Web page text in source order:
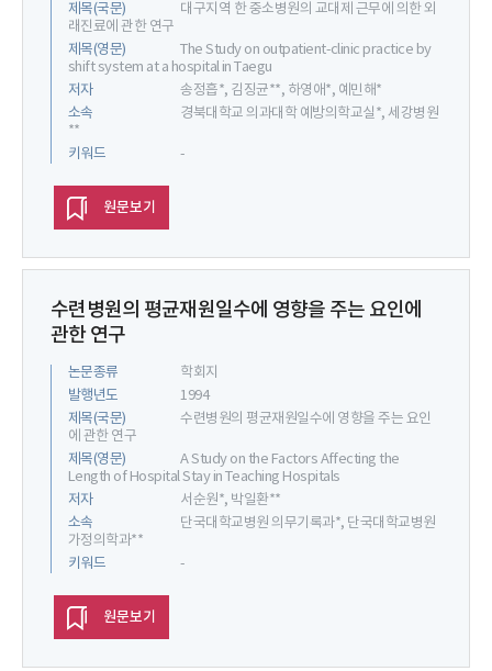
제목(국문)
대구지역 한 중소병원의 교대제 근무에 의한 외
래진료에 관한 연구
제목(영문)
The Study on outpatient-clinic practice by
shift system at a hospital in Taegu
저자
송정흡*, 김징균**, 하영애*, 예민해*
소속
경북대학교 의과대학 예방의학교실*, 세강병원
**
키워드
-
원문보기
수련병원의 평균재원일수에 영향을 주는 요인에
관한 연구
논문종류
학회지
발행년도
1994
제목(국문)
수련병원의 평균재원일수에 영향을 주는 요인
에 관한 연구
제목(영문)
A Study on the Factors Affecting the
Length of Hospital Stay in Teaching Hospitals
저자
서순원*, 박일환**
소속
단국대학교병원 의무기록과*, 단국대학교병원
가정의학과**
키워드
-
원문보기